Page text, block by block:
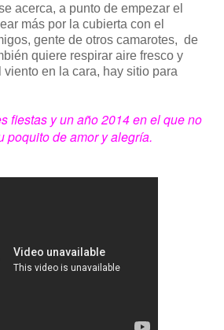
acerca, a punto de empezar el
más por la cubierta con el
gente de otros camarotes, de
quiere respirar aire fresco y
en la cara, hay sitio para
fiestas y un año 2014 en el que no
poquito de amor y alegría.